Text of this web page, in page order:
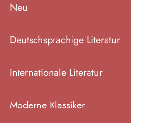
Neu
Deutschsprachige Literatur
Internationale Literatur
Moderne Klassiker